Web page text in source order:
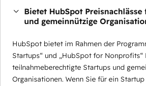
Bietet HubSpot
und gemeinnützige
HubSpot bietet im Rahmen der
Startups“ und „HubSpot for Nonprofits“
teilnahmeberechtigte Startups und
Organisationen. Wenn Sie für ein